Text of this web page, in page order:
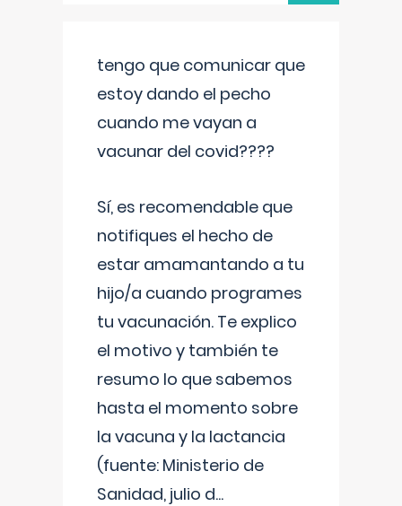
tengo que comunicar que
estoy dando el pecho
cuando me vayan a
vacunar del covid????
Sí, es recomendable que
notifiques el hecho de
estar amamantando a tu
hijo/a cuando programes
tu vacunación. Te explico
el motivo y también te
resumo lo que sabemos
hasta el momento sobre
la vacuna y la lactancia
(fuente: Ministerio de
Sanidad, julio d...